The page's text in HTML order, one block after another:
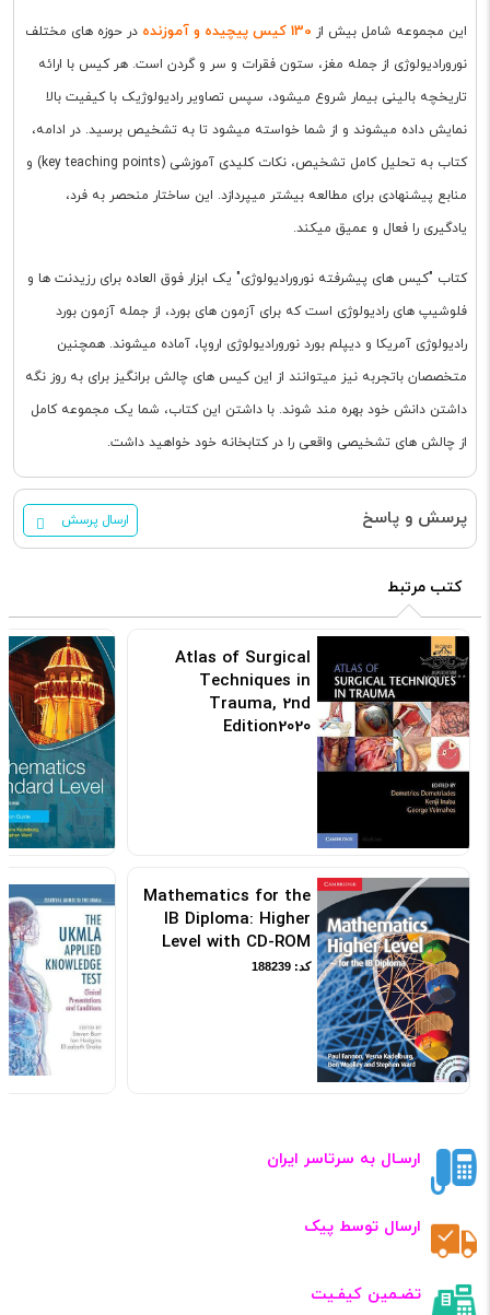
این مجموعه شامل بیش از 130 کیس پیچیده و آموزنده
در حوزه های مختلف
نورورادیولوژی از جمله مغز، ستون فقرات و سر و گردن است. هر کیس با ارائه
تاریخچه بالینی بیمار شروع میشود، سپس تصاویر رادیولوژیک با کیفیت بالا
نمایش داده میشوند و از شما خواسته میشود تا به تشخیص برسید. در ادامه،
کتاب به تحلیل کامل تشخیص، نکات کلیدی آموزشی (key teaching points) و
منابع پیشنهادی برای مطالعه بیشتر میپردازد. این ساختار منحصر به فرد،
یادگیری را فعال و عمیق میکند.
کتاب "کیس های پیشرفته نورورادیولوژی" یک ابزار فوق العاده برای رزیدنت ها و
فلوشیپ های رادیولوژی است که برای آزمون های بورد، از جمله آزمون بورد
رادیولوژی آمریکا و دیپلم بورد نورورادیولوژی اروپا، آماده میشوند. همچنین
متخصصان باتجربه نیز میتوانند از این کیس های چالش برانگیز برای به روز نگه
داشتن دانش خود بهره مند شوند. با داشتن این کتاب، شما یک مجموعه کامل
از چالش های تشخیصی واقعی را در کتابخانه خود خواهید داشت.
پرسش و پاسخ ارسال پرسش
کتب مرتبط
Atlas of Surgical
Techniques in
Trauma, 2nd
Edition2020
Mathematics for the
IB Diploma: Higher
Level with CD-ROM
کد: 188239
ارسـال به سرتاسر ایران
ارسال توسط پیک
تضـمین کیفـیت